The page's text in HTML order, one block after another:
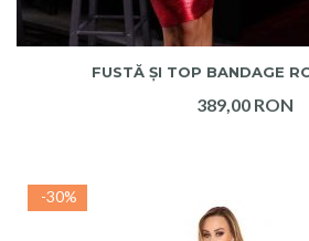
ADAUGA IN COS
FUSTĂ ȘI TOP BANDAGE
389,00 RON
-30%